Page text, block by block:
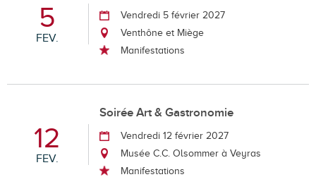
5
FEV.
Vendredi 5 février 2027
Venthône et Miège
Manifestations
12
FEV.
Soirée Art & Gastronomie
Vendredi 12 février 2027
Musée C.C. Olsommer à Veyras
Manifestations